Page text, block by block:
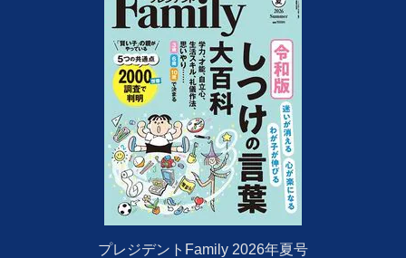
プレジデントFamily 2026年夏号